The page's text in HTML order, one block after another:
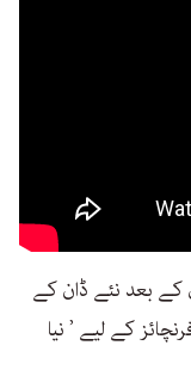
شاہ رخ خان کے بعد نئے ڈان کے
کے لیے ’ نیا